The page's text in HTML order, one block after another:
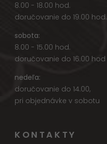
8.00 - 18.00 hod.
doručovanie do 19.00 hod.
sobota:
8.00 - 15.00 hod.
doručovanie do 16.00 hod
nedeľa:
doručovanie do 14.00,
pri objednávke v sobotu
KONTAKTY